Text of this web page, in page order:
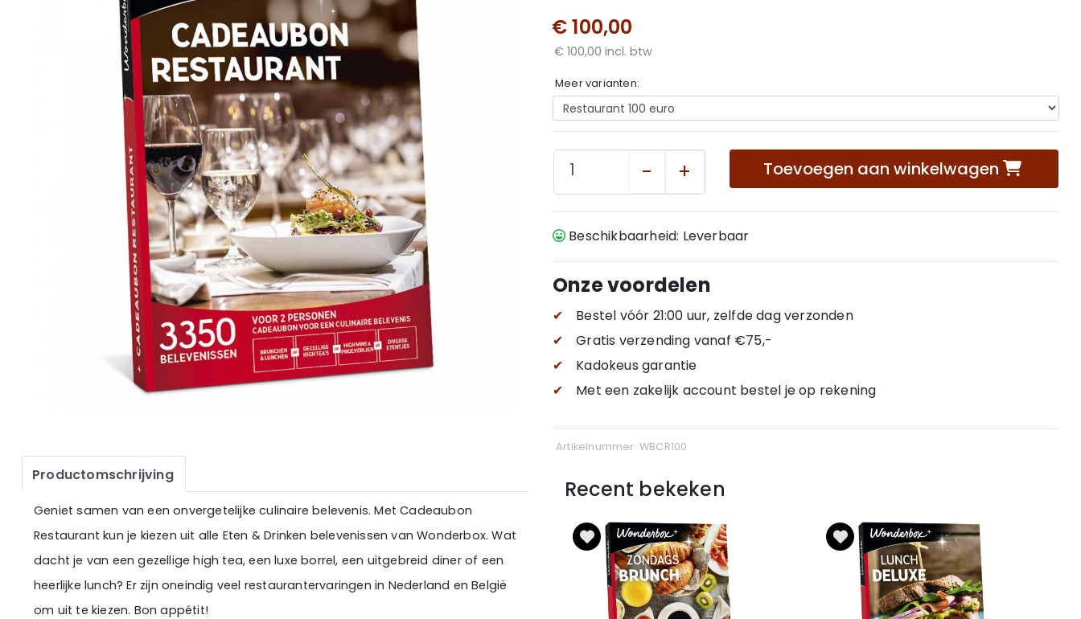
Productomschrijving
Geniet samen van een onvergetelijke culinaire belevenis. Met Cadeaubon
Restaurant kun je kiezen uit alle Eten & Drinken belevenissen van Wonderbox. Wat
dacht je van een gezellige high tea, een luxe borrel, een uitgebreid diner of een
heerlijke lunch? Er zijn oneindig veel restaurantervaringen in Nederland en België
om uit te kiezen. Bon appétit!
€ 100,00
€ 100,00 incl. btw
Meer varianten:
- + Toevoegen aan winkelwagen
Beschikbaarheid: Leverbaar
Onze voordelen
✔
Bestel vóór 21:00 uur, zelfde dag verzonden
✔
Gratis verzending vanaf €75,-
✔
Kadokeus garantie
✔
Met een zakelijk account bestel je op rekening
Artikelnummer: WBCR100
Recent bekeken